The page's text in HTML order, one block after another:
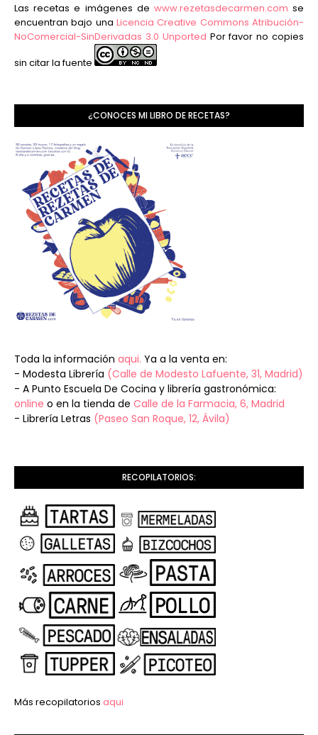
Las recetas e imágenes de www.rezetasdecarmen.com se
encuentran bajo una Licencia Creative Commons Atribución-
NoComercial-SinDerivadas 3.0 Unported Por favor no copies
sin citar la fuente
¿CONOCES MI LIBRO DE RECETAS?
Toda la información aqui. Ya a la venta en:
- Modesta Librería (Calle de Modesto Lafuente, 31, Madrid)
- A Punto Escuela De Cocina y librería gastronómica:
online o en la tienda de Calle de la Farmacia, 6, Madrid
- Librería Letras (Paseo San Roque, 12, Ávila)
RECOPILATORIOS:
Más recopilatorios aqui